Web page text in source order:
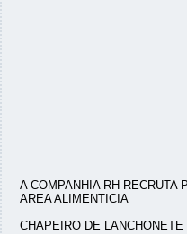
A COMPANHIA RH RECRUTA
AREA ALIMENTICIA
CHAPEIRO DE LANCHONETE